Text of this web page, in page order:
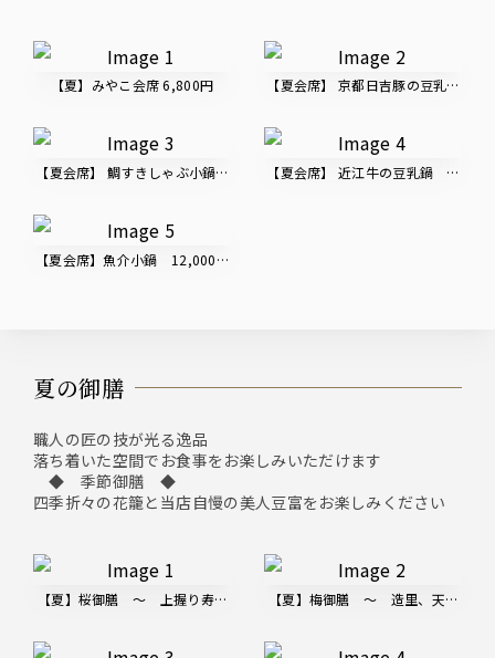
【夏】みやこ会席 6,800円 【夏会席】 京都日吉豚の豆乳鍋
【夏会席】 鯛すきしゃぶ小鍋 10,000円（税込）【夏会席】 近江牛の豆乳鍋
【夏会席】魚介小鍋 12,000円（税込）
夏の御膳
職人の匠の技が光る逸品
落ち着いた空間でお食事をお楽しみいただけます
◆ 季節御膳 ◆
四季折々の花籠と当店自慢の美人豆富をお楽しみください
【夏】桜御膳 ～ 上握り寿司と御造里、天婦羅、豆乳出汁の美人豆富
【夏】梅御膳 ～ 造里、天婦羅